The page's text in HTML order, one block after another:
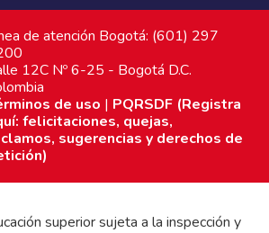
de atención Bogotá: (601) 297
12C Nº 6-25 - Bogotá D.C.
de uso | PQRSDF (Registra
felicitaciones, quejas,
sugerencias y derechos de
superior sujeta a la inspección y